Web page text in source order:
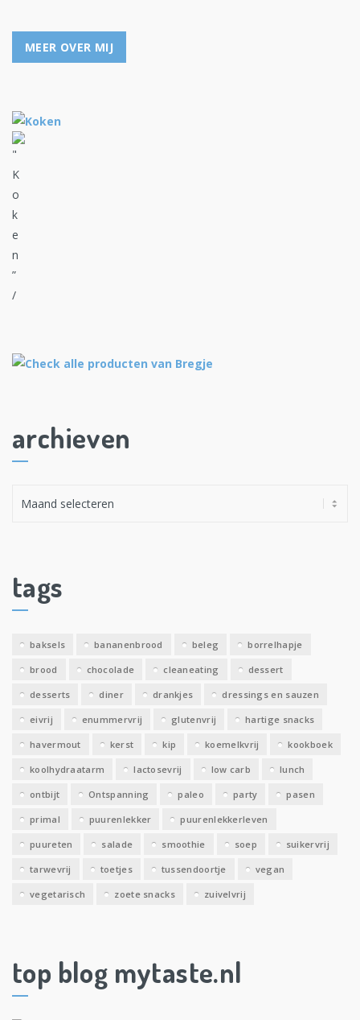
MEER OVER MIJ
archieven
e
v
tags
baksels bananenbrood beleg borrelhapje
brood chocolade cleaneating dessert
desserts diner drankjes dressings en sauzen
eivrij enummervrij glutenvrij hartige snacks
havermout kerst kip koemelkvrij kookboek
koolhydraatarm lactosevrij low carb lunch
ontbijt Ontspanning paleo party pasen
primal puurenlekker puurenlekkerleven
puureten salade smoothie soep suikervrij
tarwevrij toetjes tussendoortje vegan
vegetarisch zoete snacks zuivelvrij
top blog mytaste.nl